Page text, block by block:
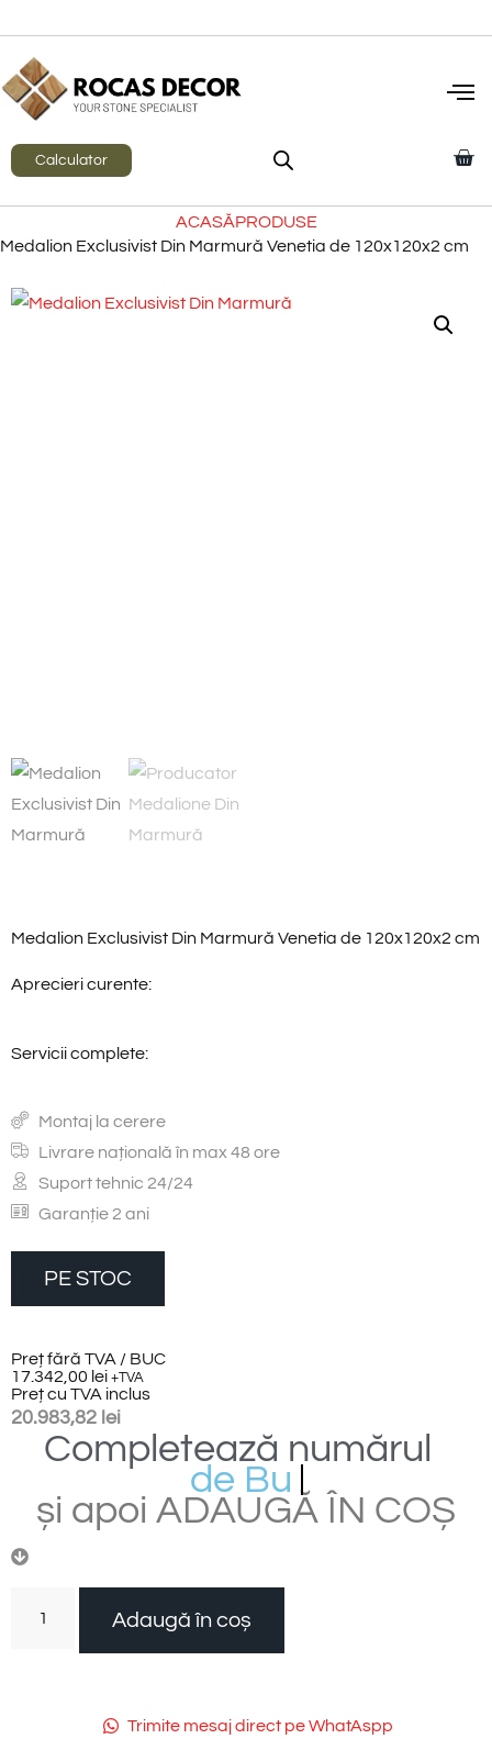
Calculator
ACASĂPRODUSE
Medalion Exclusivist Din Marmură Venetia de 120x120x2 cm
Medalion Exclusivist Din Marmură Venetia de 120x120x2 cm
Aprecieri curente:
Servicii complete:
Montaj la cerere
Livrare națională în max 48 ore
Suport tehnic 24/24
Garanție 2 ani
PE STOC
Preț fără TVA / BUC
17.342,00 lei +TVA
Preț cu TVA inclus
20.983,82 lei
Completează numărul
e B ucăț
și apoi ADAUGĂ ÎN COȘ
Adaugă în coș
Trimite mesaj direct pe WhatAspp